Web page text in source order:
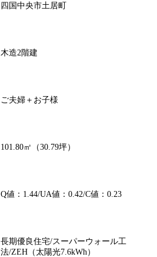
四国中央市土居町
木造2階建
ご夫婦＋お子様
101.80㎡（30.79坪）
Q値：1.44/UA値：0.42/C値：0.23
長期優良住宅/スーパーウォール工
法/ZEH（太陽光7.6kWh）